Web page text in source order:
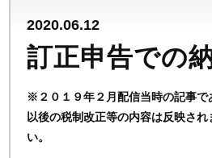
2020.06.12
訂正申告での
※２０１９年２月配信当時の記事で
以後の税制改正等の内容は反映さ
い。